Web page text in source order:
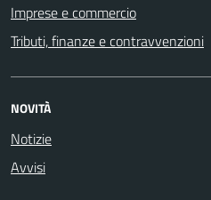
Imprese e commercio
Tributi, finanze e contravvenzioni
NOVITÀ
Notizie
Avvisi